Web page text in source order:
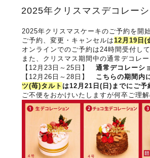
2025年クリスマスデコレー
2025年クリスマスケーキのご予約を開
ご予約、変更・キャンセルは12月19日(
オンラインでのご予約は24時間受付し
また、クリスマス期間中の通常デコレ
【12月23日～25日】 通常デコレーシ
【12月26日～28日】 こちらの期間内
ツ(苺)タルト は12月21日(日)までにご予
ご不便をおかけいたしますが何卒ご理